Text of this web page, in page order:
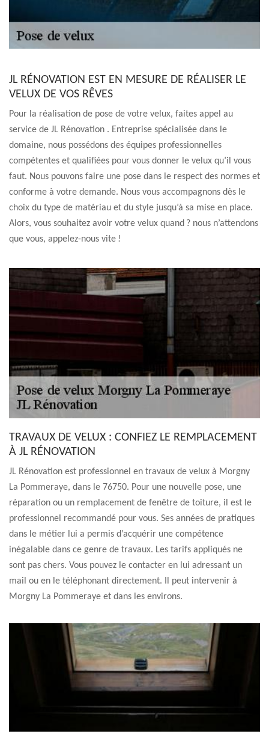
JL RÉNOVATION EST EN MESURE DE RÉALISER LE
VELUX DE VOS RÊVES
Pour la réalisation de pose de votre velux, faites appel au
service de JL Rénovation . Entreprise spécialisée dans le
domaine, nous possédons des équipes professionnelles
compétentes et qualifiées pour vous donner le velux qu’il vous
faut. Nous pouvons faire une pose dans le respect des normes et
conforme à votre demande. Nous vous accompagnons dès le
choix du type de matériau et du style jusqu’à sa mise en place.
Alors, vous souhaitez avoir votre velux quand ? nous n’attendons
que vous, appelez-nous vite !
TRAVAUX DE VELUX : CONFIEZ LE REMPLACEMENT
À JL RÉNOVATION
JL Rénovation est professionnel en travaux de velux à Morgny
La Pommeraye, dans le 76750. Pour une nouvelle pose, une
réparation ou un remplacement de fenêtre de toiture, il est le
professionnel recommandé pour vous. Ses années de pratiques
dans le métier lui a permis d’acquérir une compétence
inégalable dans ce genre de travaux. Les tarifs appliqués ne
sont pas chers. Vous pouvez le contacter en lui adressant un
mail ou en le téléphonant directement. Il peut intervenir à
Morgny La Pommeraye et dans les environs.